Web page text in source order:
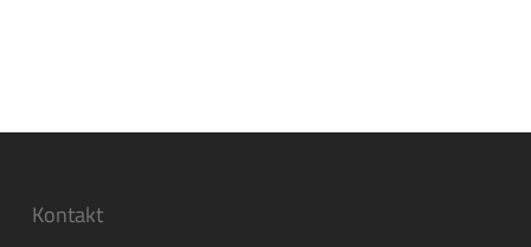
Kontakt